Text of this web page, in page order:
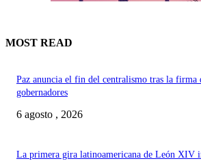
MOST READ
Paz anuncia el fin del centralismo tras la firma
gobernadores
6 agosto , 2026
La primera gira latinoamericana de León XIV